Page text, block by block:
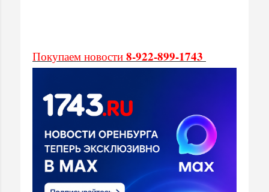
Покупаем новости 8-922-899-1743